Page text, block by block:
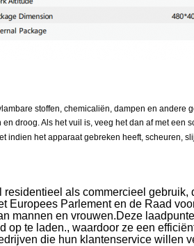
stoffen, chemicaliën, dampen en andere
droog. Als het vuil is, veeg het dan af met een
indien het apparaat gebreken heeft, scheuren,
residentieel als commercieel gebruik,
Europees Parlement en de Raad
mannen en vrouwen.Deze
op te laden., waardoor ze een
die hun klantenservice willen